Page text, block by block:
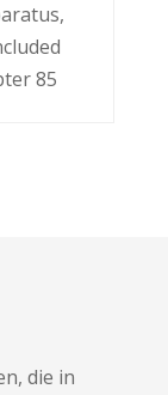
85
die in